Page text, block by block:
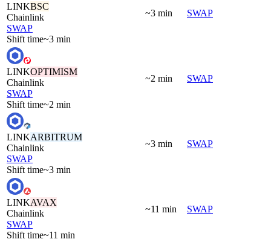
LINKBSC
Chainlink
SWAP
Shift time~3 min
~3 min SWAP
LINKOPTIMISM
Chainlink
SWAP
Shift time~2 min
~2 min SWAP
LINKARBITRUM
Chainlink
SWAP
Shift time~3 min
~3 min SWAP
LINKAVAX
Chainlink
SWAP
Shift time~11 min
~11 min SWAP